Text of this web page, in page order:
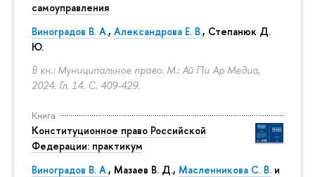
самоуправления
Виноградов В. А., Александрова Е. В., Степанюк Д.
Ю.
В кн.: Муниципальное право. М.: Ай Пи Ар Медиа,
2024. Гл. 14. С. 409-429.
Книга
Конституционное право Российской
Федерации: практикум
Виноградов В. А., Мазаев В. Д., Масленникова С. В. и